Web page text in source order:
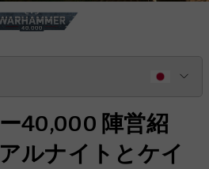
40,000 陣営紹
ルナイトとケイ